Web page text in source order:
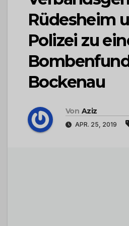
Rüdesheim
Polizei zu
Bockenau
Von Aziz
APR. 25, 2019